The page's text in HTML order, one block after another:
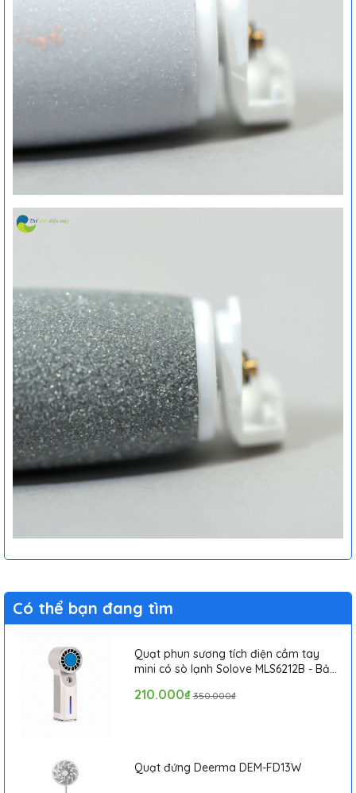
Có thể bạn đang tìm
Quạt phun sương tích điện cầm tay
mini có sò lạnh Solove MLS6212B - Bảo
210.000₫ 350.000₫
Quạt đứng Deerma DEM-FD13W